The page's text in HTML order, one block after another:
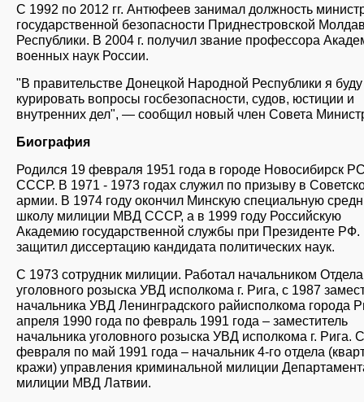
С 1992 по 2012 гг. Антюфеев занимал должность
государственной безопасности Приднестровской
Республики. В 2004 г. получил звание профессора
военных наук России.
"В правительстве Донецкой Народной Республики я буду
курировать вопросы госбезопасности, судов, юстиции и
внутренних дел", — сообщил новый член Совета
Биография
Родился 19 февраля 1951 года в городе Новосибирск
СССР. В 1971 - 1973 годах служил по призыву в
армии. В 1974 году окончил Минскую специальную
школу милиции МВД СССР, а в 1999 году Российскую
Академию государственной службы при Президенте РФ.
защитил диссертацию кандидата политических наук.
С 1973 сотрудник милиции. Работал начальником Отдела
уголовного розыска УВД исполкома г. Рига, с 1987
начальника УВД Ленинградского райисполкома города
апреля 1990 года по февраль 1991 года – заместитель
начальника уголовного розыска УВД исполкома г. Рига. С
февраля по май 1991 года – начальник 4-го отдела
кражи) управления криминальной милиции
милиции МВД Латвии.